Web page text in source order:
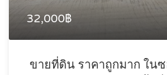
32,000฿
ขายที่ดิน ราคาถูกมาก ใน